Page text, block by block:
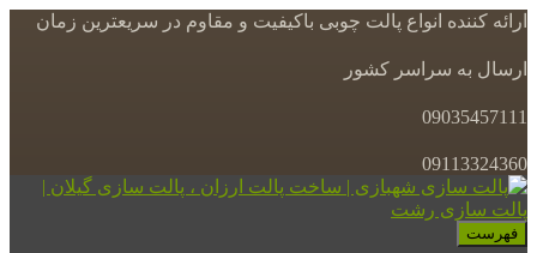
ارائه کننده انواع پالت چوبی باکیفیت و مقاوم در سریعترین زمان
ارسال به سراسر کشور
09035457111
09113324360
فهرست